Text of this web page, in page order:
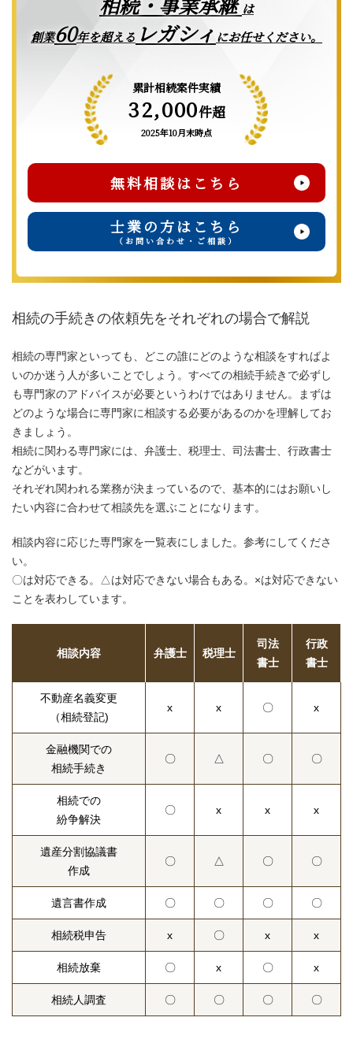
は
創業60年を超える レガシィ にお任せください。
累計相続案件実績
32,000件超
2025年10月末時点
無料相談はこちら
士業の方はこちら
（お問い合わせ・ご相談）
相続の手続きの依頼先をそれぞれの場合で解説
相続の専門家といっても、どこの誰にどのような相談をすればよ
いのか迷う人が多いことでしょう。すべての相続手続きで必ずし
も専門家のアドバイスが必要というわけではありません。まずは
どのような場合に専門家に相談する必要があるのかを理解してお
きましょう。
相続に関わる専門家には、弁護士、税理士、司法書士、行政書士
などがいます。
それぞれ関われる業務が決まっているので、基本的にはお願いし
たい内容に合わせて相談先を選ぶことになります。
相談内容に応じた専門家を一覧表にしました。参考にしてくださ
い。
〇は対応できる。△は対応できない場合もある。×は対応できない
ことを表わしています。
相談内容 弁護士 税理士
司法
書士
行政
書士
不動産名義変更
（相続登記)
x x 〇 x
金融機関での
相続手続き
〇 △ 〇 〇
相続での
紛争解決
〇 x x x
遺産分割協議書
作成
〇 △ 〇 〇
遺言書作成 〇 〇 〇 〇
相続税申告 x 〇 x x
相続放棄 〇 x 〇 x
相続人調査 〇 〇 〇 〇